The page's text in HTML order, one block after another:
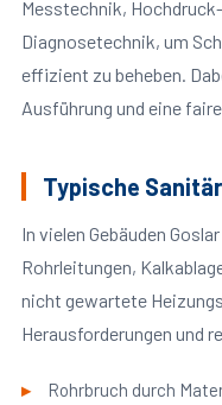
Messtechnik,
Diagnosetechnik, um
effizient zu beheben.
Ausführung und eine
Typische
In vielen Gebäuden
Rohrleitungen,
nicht gewartete
Herausforderungen und
Rohrbruch durch